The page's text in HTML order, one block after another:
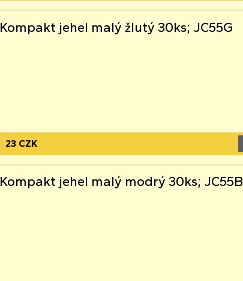
Kompakt jehel malý žlutý 30ks; JC55G
23 CZK
Kompakt jehel malý modrý 30ks; JC55B